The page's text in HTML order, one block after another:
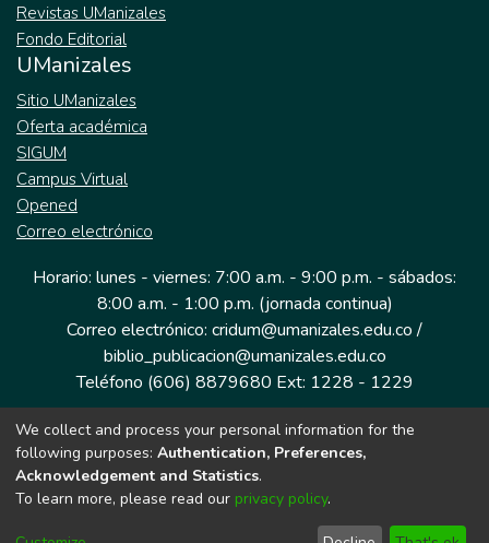
Revistas UManizales
Fondo Editorial
UManizales
Sitio UManizales
Oferta académica
SIGUM
Campus Virtual
Opened
Correo electrónico
Horario: lunes - viernes: 7:00 a.m. - 9:00 p.m. - sábados:
8:00 a.m. - 1:00 p.m. (jornada continua)
Correo electrónico: cridum@umanizales.edu.co /
biblio_publicacion@umanizales.edu.co
Teléfono (606) 8879680 Ext: 1228 - 1229
Dirección: Cra 9 a # 19-03 Edificio histórico, piso 1
Manizales, Caldas
Colombia.
We collect and process your personal information for the
following purposes: Authentication, Preferences,
Acknowledgement and Statistics.
To learn more, please read our privacy policy.